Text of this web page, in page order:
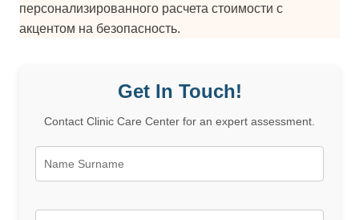
персонализированного расчета стоимости с
акцентом на безопасность.
Get In Touch!
Contact Clinic Care Center for an expert assessment.